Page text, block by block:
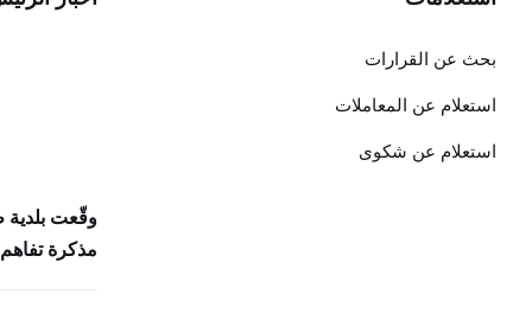
بحث عن القرارات
استعلام عن المعاملات
استعلام عن شكوى
وقّعت بلدية
مذكرة